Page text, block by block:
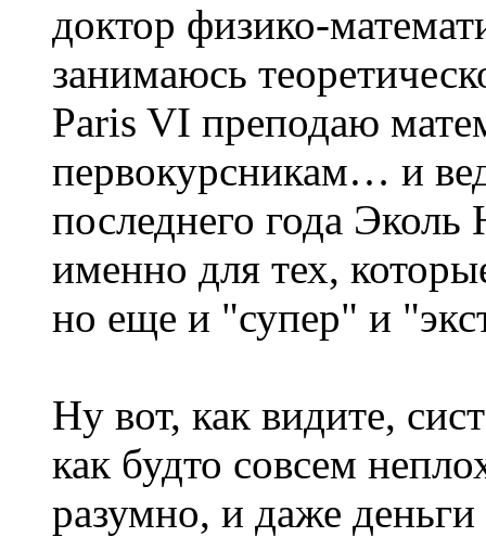
доктор физико-
занимаюсь
Paris VI преподаю
первокурсникам… и
последнего года
именно для тех,
но еще и "супер" и
Ну вот, как видите,
как будто совсем
разумно, и даже